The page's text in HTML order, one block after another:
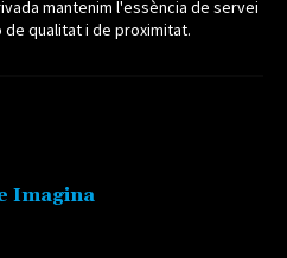
mantenim l'essència de servei
qualitat i de proximitat.
Imagina